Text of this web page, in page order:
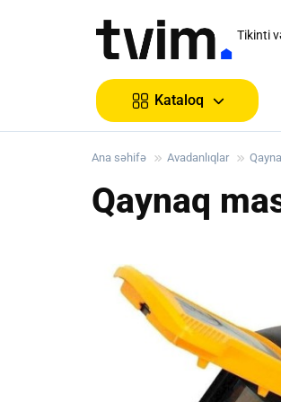
Tikinti
Kataloq
Ana səhifə Avadanlıqlar
Qaynaq